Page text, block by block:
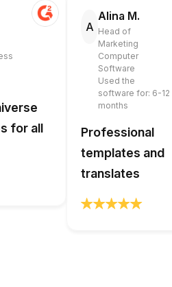
for all
A
Alina M.
Head of
Marketing
Computer
Software
Used the
software for: 6-12
months
Professional
templates and
translates